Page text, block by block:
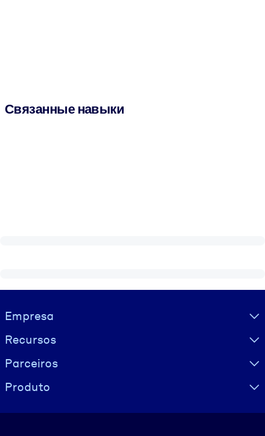
Связанные навыки
Visually hidden Text
Empresa
Recursos
Parceiros
Produto